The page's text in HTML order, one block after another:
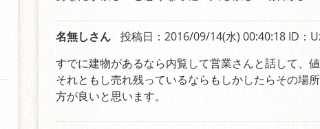
名無しさん 投稿日：2016/09/14(水) 00:40:18 ID：
すでに建物があるなら内覧して営業さんと話して、
それともし売れ残っているならもしかしたらその場
方が良いと思います。